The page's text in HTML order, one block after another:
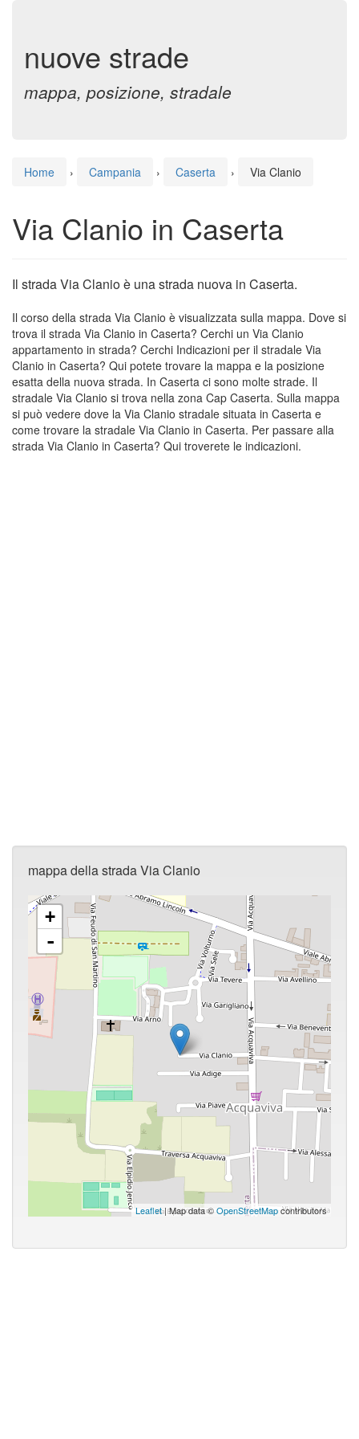
nuove strade
mappa, posizione, stradale
Home › Campania › Caserta › Via Clanio
Via Clanio in Caserta
Il strada Via Clanio è una strada nuova in Caserta.
Il corso della strada Via Clanio è visualizzata sulla mappa. Dove si
trova il strada Via Clanio in Caserta? Cerchi un Via Clanio
appartamento in strada? Cerchi Indicazioni per il stradale Via
Clanio in Caserta? Qui potete trovare la mappa e la posizione
esatta della nuova strada. In Caserta ci sono molte strade. Il
stradale Via Clanio si trova nella zona Cap Caserta. Sulla mappa
si può vedere dove la Via Clanio stradale situata in Caserta e
come trovare la stradale Via Clanio in Caserta. Per passare alla
strada Via Clanio in Caserta? Qui troverete le indicazioni.
mappa della strada Via Clanio
+
-
Leaflet| Map data ©OpenStreetMapcontributors